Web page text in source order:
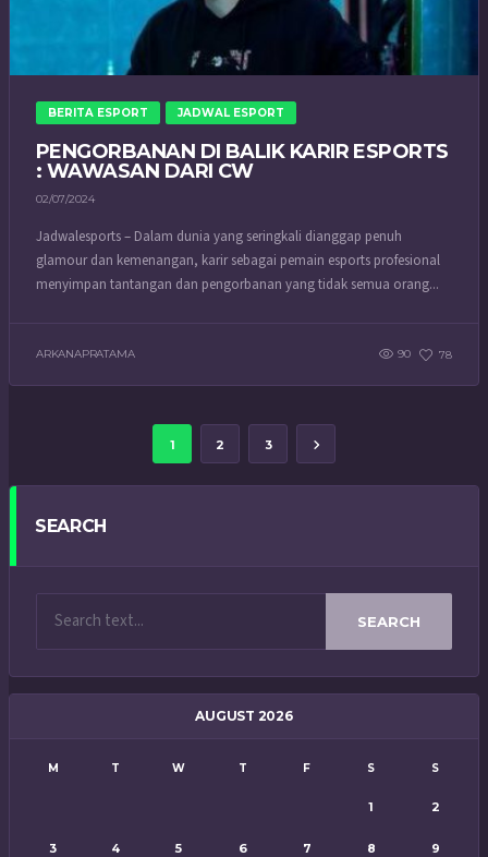
BERITA ESPORT JADWAL ESPORT
PENGORBANAN DI BALIK KARIR ESPORTS
: WAWASAN DARI CW
02/07/2024
Jadwalesports – Dalam dunia yang seringkali dianggap penuh
glamour dan kemenangan, karir sebagai pemain esports profesional
menyimpan tantangan dan pengorbanan yang tidak semua orang...
ARKANAPRATAMA 90 78
1 2 3
SEARCH
SEARCH
AUGUST 2026
M T W T F S S
1 2
3 4 5 6 7 8 9